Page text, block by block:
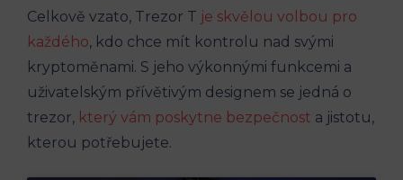
Celkově vzato, Trezor T je skvělou volbou pro
každého, kdo chce mít kontrolu nad svými
kryptoměnami. S jeho výkonnými funkcemi a
uživatelským přívětivým designem se jedná o
trezor, který vám poskytne bezpečnost a jistotu,
kterou potřebujete.